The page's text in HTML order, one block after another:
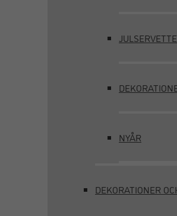
NYÅR
DEKORATIONER